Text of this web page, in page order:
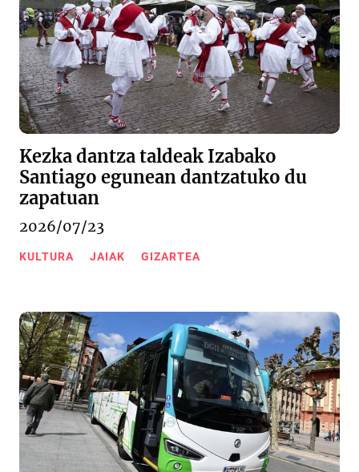
Kezka dantza taldeak Izabako
Santiago egunean dantzatuko du
zapatuan
2026/07/23
KULTURA JAIAK GIZARTEA